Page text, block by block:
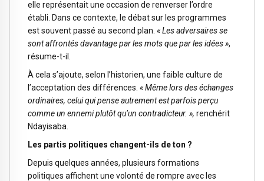
elle représentait une occasion de renverser l’ordre
établi. Dans ce contexte, le débat sur les programmes
est souvent passé au second plan. « Les adversaires se
sont affrontés davantage par les mots que par les idées »,
résume-t-il.
À cela s’ajoute, selon l’historien, une faible culture de
l’acceptation des différences. « Même lors des échanges
ordinaires, celui qui pense autrement est parfois perçu
comme un ennemi plutôt qu’un contradicteur. », renchérit
Ndayisaba.
Les partis politiques changent-ils de ton ?
Depuis quelques années, plusieurs formations
politiques affichent une volonté de rompre avec les